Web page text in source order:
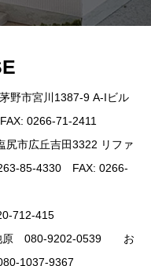
市宮川1387-9 A-Iビル
0266-71-2411
市広丘吉田3322 リファ
85-4330 FAX: 0266-
712-415
池原 080-9202-0539 お
1037-9367